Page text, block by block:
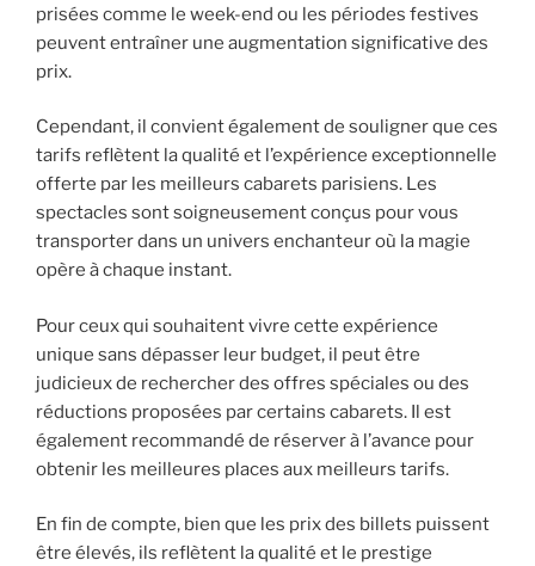
prisées comme le week-end ou les périodes festives
peuvent entraîner une augmentation significative des
prix.
Cependant, il convient également de souligner que ces
tarifs reflètent la qualité et l’expérience exceptionnelle
offerte par les meilleurs cabarets parisiens. Les
spectacles sont soigneusement conçus pour vous
transporter dans un univers enchanteur où la magie
opère à chaque instant.
Pour ceux qui souhaitent vivre cette expérience
unique sans dépasser leur budget, il peut être
judicieux de rechercher des offres spéciales ou des
réductions proposées par certains cabarets. Il est
également recommandé de réserver à l’avance pour
obtenir les meilleures places aux meilleurs tarifs.
En fin de compte, bien que les prix des billets puissent
être élevés, ils reflètent la qualité et le prestige